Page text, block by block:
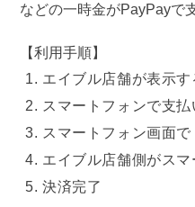
などの一時金がPayPayで
【利用手順】
エイブル店舗が表示
スマートフォンで支払
スマートフォン画面
エイブル店舗側がス
決済完了